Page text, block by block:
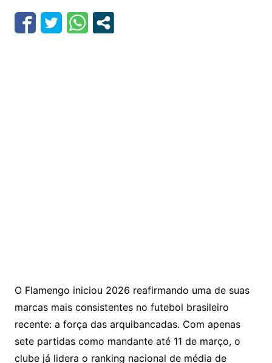
O Flamengo iniciou 2026 reafirmando uma de suas
marcas mais consistentes no futebol brasileiro
recente: a força das arquibancadas. Com apenas
sete partidas como mandante até 11 de março, o
clube já lidera o ranking nacional de média de